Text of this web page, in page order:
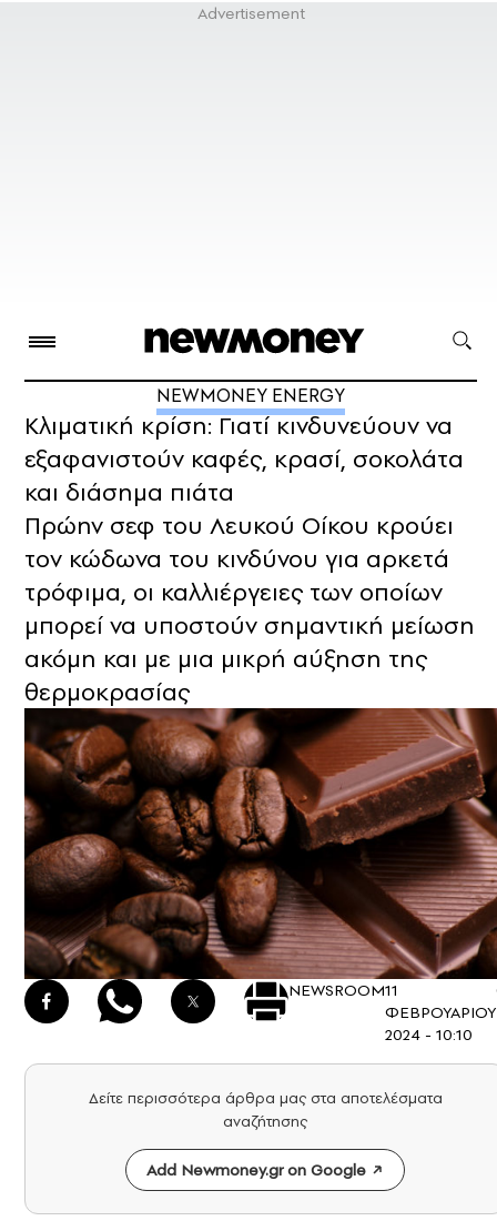
NEWMONEY ENERGY
Κλιματική κρίση: Γιατί κινδυνεύουν να
εξαφανιστούν καφές, κρασί, σοκολάτα
και διάσημα πιάτα
Πρώην σεφ του Λευκού Οίκου κρούει
τον κώδωνα του κινδύνου για αρκετά
τρόφιμα, οι καλλιέργειες των οποίων
μπορεί να υποστούν σημαντική μείωση
ακόμη και με μια μικρή αύξηση της
θερμοκρασίας
NEWSROOM11
ΦΕΒΡΟΥΑΡΙΟΥ
2024 - 10:10
Δείτε περισσότερα άρθρα μας στα αποτελέσματα
αναζήτησης
Add Newmoney.gr on Google